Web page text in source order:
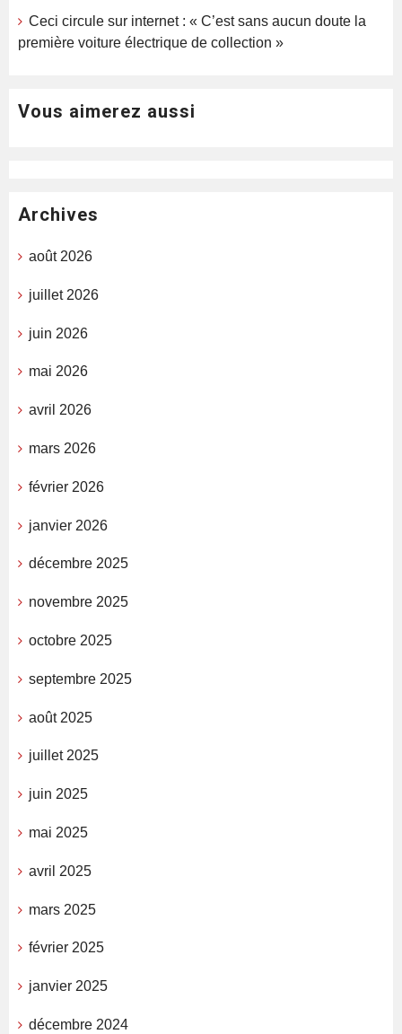
Ceci circule sur internet : « C’est sans aucun doute la
première voiture électrique de collection »
Vous aimerez aussi
Archives
août 2026
juillet 2026
juin 2026
mai 2026
avril 2026
mars 2026
février 2026
janvier 2026
décembre 2025
novembre 2025
octobre 2025
septembre 2025
août 2025
juillet 2025
juin 2025
mai 2025
avril 2025
mars 2025
février 2025
janvier 2025
décembre 2024